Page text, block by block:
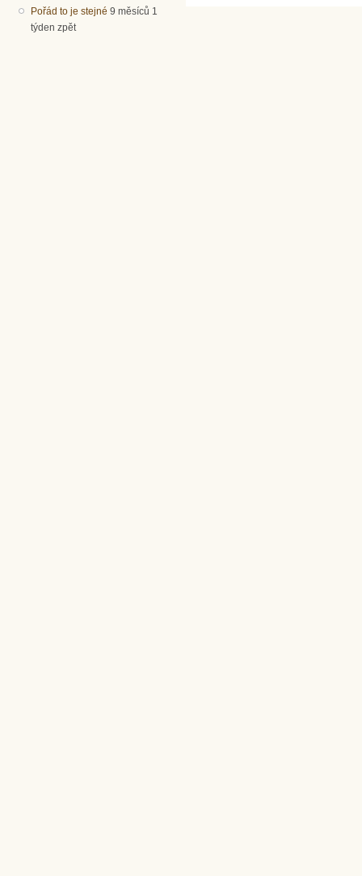
Pořád to je stejné 9 měsíců 1
týden zpět